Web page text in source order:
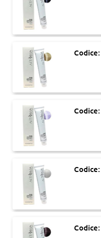
Codice:
Codice:
Codice:
Codice: